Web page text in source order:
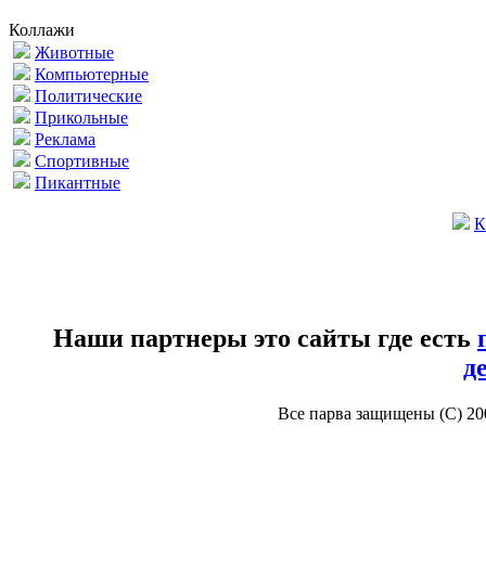
Коллажи
Животные
Компьютерные
Политические
Прикольные
Реклама
Спортивные
Пикантные
Наши партнеры это сайты где есть
Все парва защищены (С)